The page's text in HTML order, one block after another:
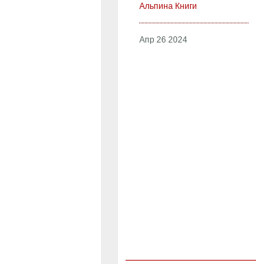
Альпина Книги
Апр 26 2024